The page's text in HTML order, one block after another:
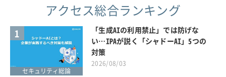
アクセス総合ランキング
1
セキュリティ総論
「生成AIの利用禁止」では防げな
い…IPAが説く「シャドーAI」5つの
対策
2026/08/03